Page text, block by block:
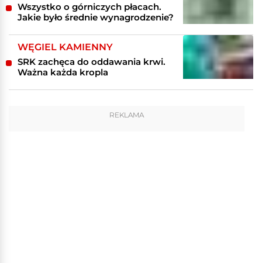
Wszystko o górniczych płacach.
Jakie było średnie wynagrodzenie?
WĘGIEL KAMIENNY
SRK zachęca do oddawania krwi.
Ważna każda kropla
REKLAMA